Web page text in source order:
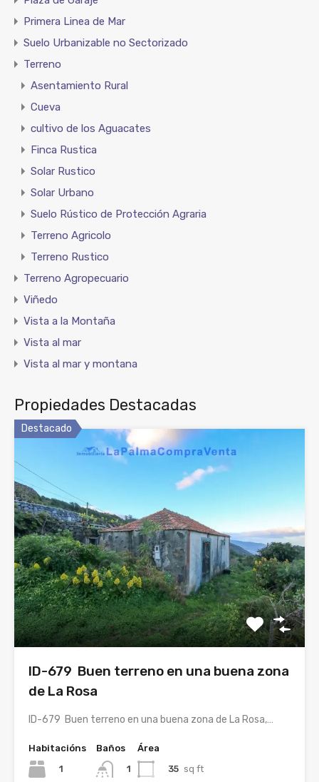
Primera Linea de Mar
Suelo Urbanizable no Sectorizado
Terreno
Asentamiento Rural
Cueva
cultivo de los Aguacates
Finca Rustica
Solar Rustico
Solar Urbano
Suelo Rústico de Protección Agraria
Terreno Agricolo
Terreno Rustico
Terreno Agropecuario
Viñedo
Vista a la Montaña
Vista al mar
Vista al mar y montana
Propiedades Destacadas
Destacado
ID-679 Buen terreno en una buena zona
de La Rosa
ID-679 Buen terreno en una buena zona de La Rosa,…
Habitacións
1
Baños
1
Área
35 sq ft